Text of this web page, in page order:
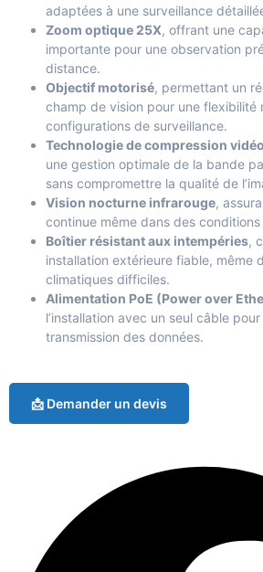
adaptées à une surveillance
Zoom optique 25X, offrant une
importante pour une observation
distance.
Objectif motorisé, permettant un
champ de vision pour une flexibilité
configurations de surveillance.
Technologie de compression
une gestion optimale de la bande
sans compromettre la qualité de
Vision nocturne infrarouge,
continue même dans des
Boîtier résistant aux intempéries,
installation extérieure fiable, même
climatiques difficiles.
Alimentation PoE (Power over
l’installation avec un seul câble pour
transmission des données.
📩 Demander un devis